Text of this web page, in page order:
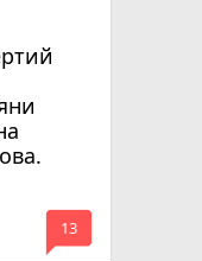
mode_comment
13